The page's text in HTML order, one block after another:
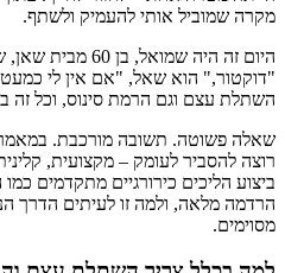
מקרה שמוביל אותי להעמיק ולשתף.
היום זה היה
"דוקטור," הוא שאל, "אם אין לי
השתלת עצם וגם הרמת סינוס, וכל
שאלה פשוטה. תשובה מורכבת.
רוצה להסביר לעומק – מקצועית,
ביצוע הליכים כירורגיים מתקדמים
הרדמה מלאה, ולמה זו לעיתים הדרך
מסוימים.